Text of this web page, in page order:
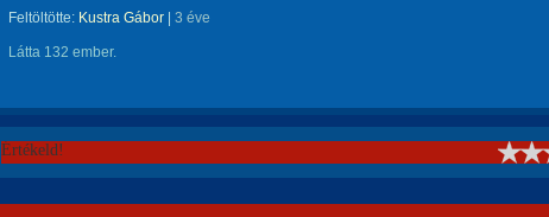
Feltöltötte: Kustra Gábor 3 éve
Látta 132 ember.
Értékeld!